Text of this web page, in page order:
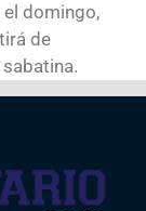
el domingo,
de